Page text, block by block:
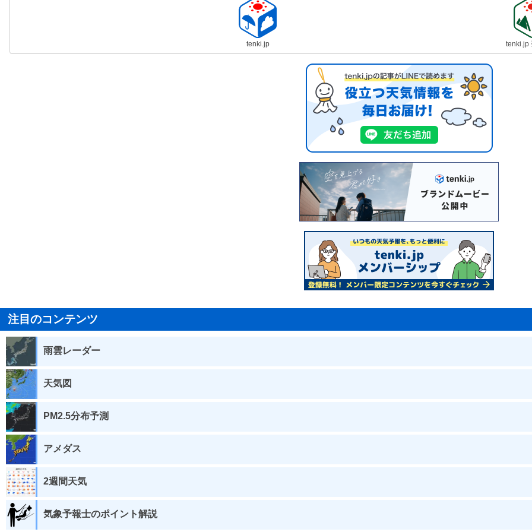
tenki.jp tenki.jp
注目のコンテンツ
雨雲レーダー
天気図
PM2.5分布予測
アメダス
2週間天気
気象予報士のポイント解説